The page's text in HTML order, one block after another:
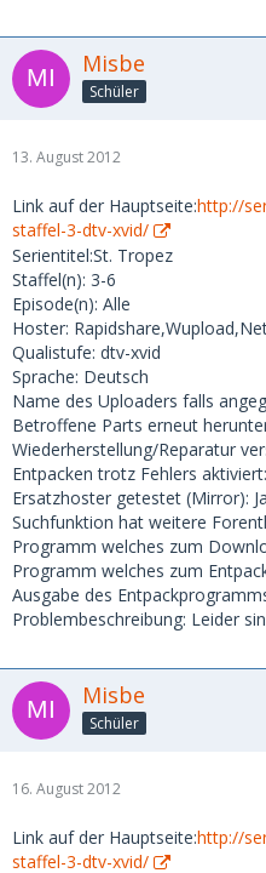
Misbe
Schüler
13. August 2012
Link auf der Hauptseite:http://
staffel-3-dtv-xvid/
Serientitel:St. Tropez
Staffel(n): 3-6
Episode(n): Alle
Hoster:
Qualistufe: dtv-xvid
Sprache: Deutsch
Name des Uploaders falls
Betroffene Parts erneut
Wiederherstellung/Reparatur
Entpacken trotz Fehlers
Ersatzhoster getestet (Mirror):
Suchfunktion hat weitere
Programm welches zum
Programm welches zum
Ausgabe des
Problembeschreibung: Leider
Misbe
Schüler
16. August 2012
Link auf der Hauptseite:http://
staffel-3-dtv-xvid/